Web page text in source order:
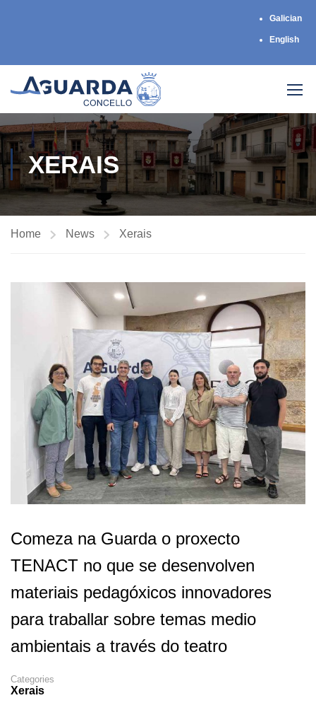
Galician
English
XERAIS
Home News Xerais
Comeza na Guarda o proxecto
TENACT no que se desenvolven
materiais pedagóxicos innovadores
para traballar sobre temas medio
ambientais a través do teatro
Categories
Xerais